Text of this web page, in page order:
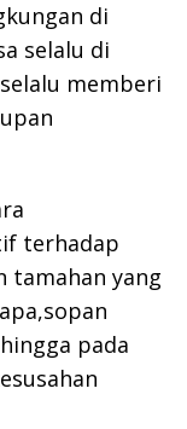
di
selalu di
memberi
terhadap
tamahan yang
pada